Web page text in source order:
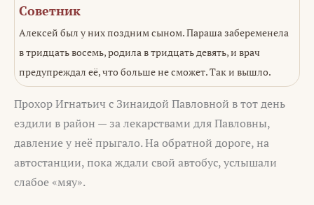
Советник
Алексей был у них поздним сыном. Параша забеременела
в тридцать восемь, родила в тридцать девять, и врач
предупреждал её, что больше не сможет. Так и вышло.
Прохор Игнатьич с Зинаидой Павловной в тот день
ездили в район — за лекарствами для Павловны,
давление у неё прыгало. На обратной дороге, на
автостанции, пока ждали свой автобус, услышали
слабое «мяу».